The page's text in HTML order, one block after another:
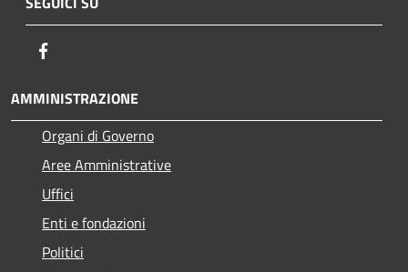
AMMINISTRAZIONE
Organi di Governo
Aree Amministrative
Uffici
Enti e fondazioni
Politici